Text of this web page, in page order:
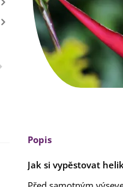
84 Kč
Popis
Jak si vypěstovat